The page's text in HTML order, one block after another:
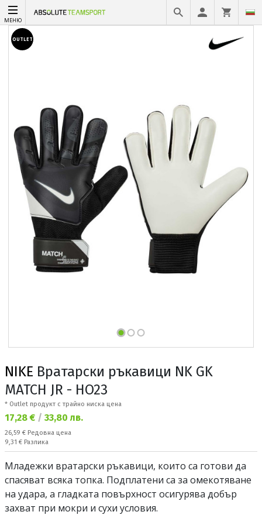
МЕНЮ
OUTLET
NIKE Вратарски ръкавици NK GK
MATCH JR - HO23
* Outlet продукт с трайно ниска цена
Текуща цена:
17,28 € / 33,80 лв.
Редовна цена:
26,59 € Редовна цена
Спестявате:
9,31 € Разлика
Младежки вратарски ръкавици, които са готови да
спасяват всяка топка. Подплатени са за омекотяване
на удара, а гладката повърхност осигурява добър
захват при мокри и сухи условия.